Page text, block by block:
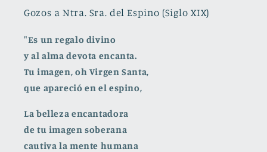
Gozos a Ntra. Sra. del Espino (Siglo XIX)
"Es un regalo divino
y al alma devota encanta.
Tu imagen, oh Virgen Santa,
que apareció en el espino,
La belleza encantadora
de tu imagen soberana
cautiva la mente humana